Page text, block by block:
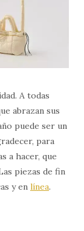
A todas
abrazan sus
puede ser un
para
a hacer, que
piezas de fin
y en línea.